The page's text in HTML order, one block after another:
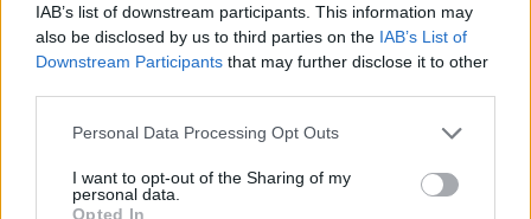
IAB’s list of downstream participants. This information may
also be disclosed by us to third parties on the IAB’s List of
Downstream Participants that may further disclose it to other
Personal Data Processing Opt Outs
I want to opt-out of the Sharing of my
personal data.
Opted In
Informace o profilu a chatu
Registrace od: 29.12.2020 02:40
Prochatováno: 0.00 hod.
Profil zobrazen : 10x